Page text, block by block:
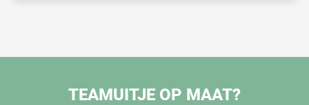
TEAMUITJE OP MAAT?